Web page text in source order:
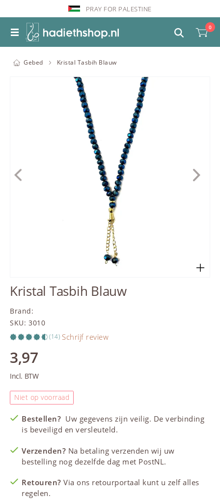
PRAY FOR PALESTINE
0
Gebed Kristal Tasbih Blauw
Kristal Tasbih Blauw
Brand:
SKU: 3010
(14) Schrijf review
3,97
Incl. BTW
Niet op voorraad
Bestellen? Uw gegevens zijn veilig. De verbinding
is beveiligd en versleuteld.
Verzenden? Na betaling verzenden wij uw
bestelling nog dezelfde dag met PostNL.
Retouren? Via ons retourportaal kunt u zelf alles
regelen.